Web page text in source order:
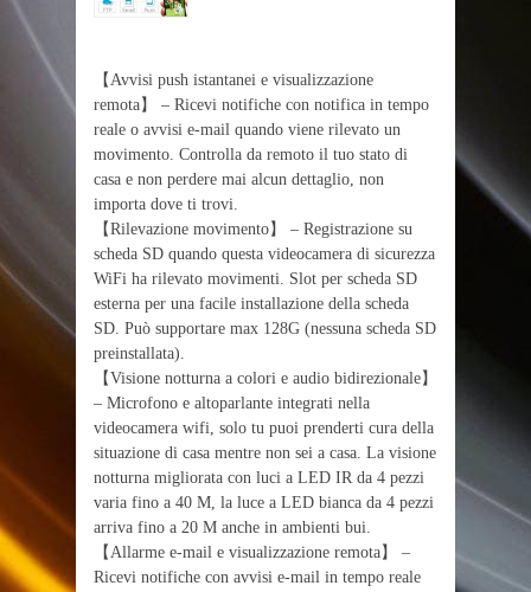
【Avvisi push istantanei e visualizzazione
remota】 – Ricevi notifiche con notifica in tempo
reale o avvisi e-mail quando viene rilevato un
movimento. Controlla da remoto il tuo stato di
casa e non perdere mai alcun dettaglio, non
importa dove ti trovi.
【Rilevazione movimento】 – Registrazione su
scheda SD quando questa videocamera di sicurezza
WiFi ha rilevato movimenti. Slot per scheda SD
esterna per una facile installazione della scheda
SD. Può supportare max 128G (nessuna scheda SD
preinstallata).
【Visione notturna a colori e audio bidirezionale】
– Microfono e altoparlante integrati nella
videocamera wifi, solo tu puoi prenderti cura della
situazione di casa mentre non sei a casa. La visione
notturna migliorata con luci a LED IR da 4 pezzi
varia fino a 40 M, la luce a LED bianca da 4 pezzi
arriva fino a 20 M anche in ambienti bui.
【Allarme e-mail e visualizzazione remota】 –
Ricevi notifiche con avvisi e-mail in tempo reale